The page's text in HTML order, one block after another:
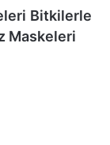
Bitkilerle
Maskeleri